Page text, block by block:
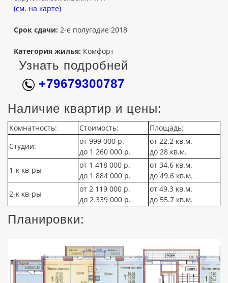
(см. на карте)
Срок сдачи: 2-е полугодие 2018
Категория жилья: Комфорт
Узнать подробней
+79679300787
Наличие квартир и цены:
Комнатность: Стоимость:
Площадь:
Студии:
от 999 000 р.
до 1 260 000 р.
от 22.2 кв.м.
до 28 кв.м.
1-к кв-ры
от 1 418 000 р.
до 1 884 000 р.
от 34.6 кв.м.
до 49.6 кв.м.
2-к кв-ры
от 2 119 000 р.
до 2 339 000 р.
от 49.3 кв.м.
до 55.7 кв.м.
Планировки: